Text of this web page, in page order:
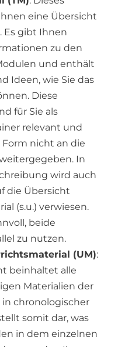
eine Übersicht
Es gibt Ihnen
zu den
und enthält
Ideen, wie Sie das
Diese
für Sie als
relevant und
nicht an die
In
wird auch
die Übersicht
(s.u.) verwiesen.
beide
zu nutzen.
(UM):
beinhaltet alle
Materialien der
chronologischer
somit dar, was
in dem einzelnen